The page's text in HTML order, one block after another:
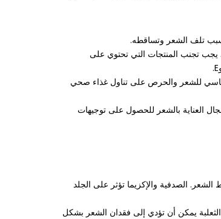
تسبب تلف الشعر وتساقطه.
يجب تجنب المنتجات التي تحتوي على
للشعر والحرص على تناول غذاء صحي
العناية بالشعر للحصول على توجيهات
الصدفية والإكزيما تؤثر على الجلد
يمكن أن تؤدي إلى فقدان الشعر بشكل